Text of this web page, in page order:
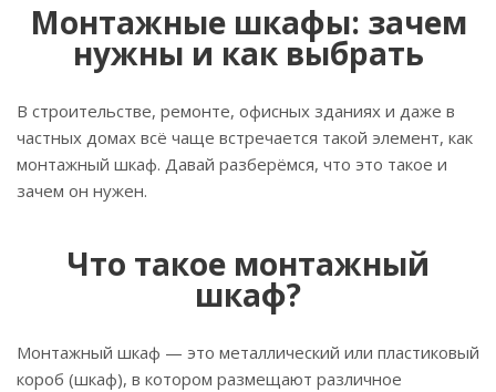
Монтажные шкафы: зачем
нужны и как выбрать
В строительстве, ремонте, офисных зданиях и даже в
частных домах всё чаще встречается такой элемент, как
монтажный шкаф. Давай разберёмся, что это такое и
зачем он нужен.
Что такое монтажный
шкаф?
Монтажный шкаф — это металлический или пластиковый
короб (шкаф), в котором размещают различное